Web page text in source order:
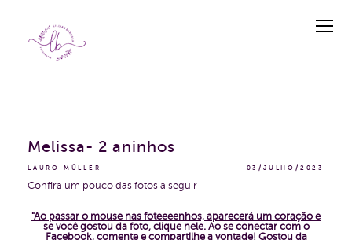
LAURO MÜLLER 03/JULHO/2023
Melissa- 2 aninhos
Confira um pouco das fotos a seguir
"Ao passar o mouse nas foteeeenhos, aparecerá um coração e
se você gostou da foto, clique nele. Ao se conectar com o
Facebook, comente e compartilhe a vontade! Gostou da